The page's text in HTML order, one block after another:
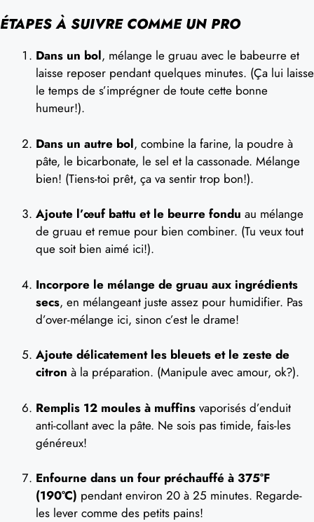
ÉTAPES À SUIVRE COMME UN PRO
Dans un bol, mélange le gruau avec le babeurre et
laisse reposer pendant quelques minutes. (Ça lui laisse
le temps de s’imprégner de toute cette bonne
humeur!).
Dans un autre bol, combine la farine, la poudre à
pâte, le bicarbonate, le sel et la cassonade. Mélange
bien! (Tiens-toi prêt, ça va sentir trop bon!).
Ajoute l’œuf battu et le beurre fondu au mélange
de gruau et remue pour bien combiner. (Tu veux tout
que soit bien aimé ici!).
Incorpore le mélange de gruau aux ingrédients
secs, en mélangeant juste assez pour humidifier. Pas
d’over-mélange ici, sinon c’est le drame!
Ajoute délicatement les bleuets et le zeste de
citron à la préparation. (Manipule avec amour, ok?).
Remplis 12 moules à muffins vaporisés d’enduit
anti-collant avec la pâte. Ne sois pas timide, fais-les
généreux!
Enfourne dans un four préchauffé à 375°F
(190°C) pendant environ 20 à 25 minutes. Regarde-
les lever comme des petits pains!